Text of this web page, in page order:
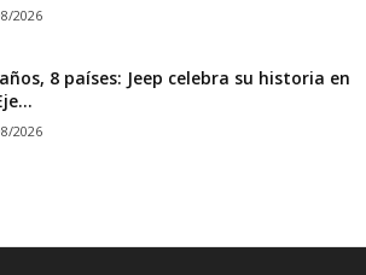
2026
8 países: Jeep celebra su historia en
2026